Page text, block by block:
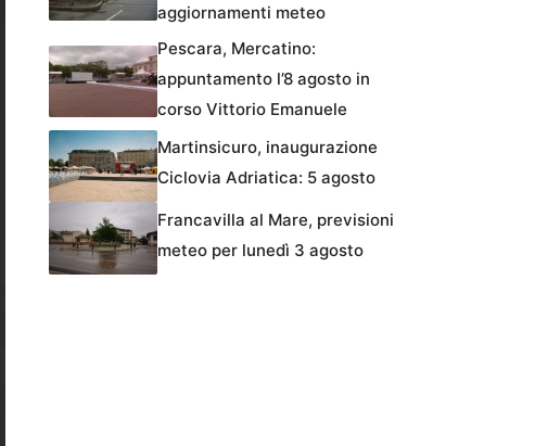
aggiornamenti meteo
Pescara, Mercatino:
appuntamento l’8 agosto in
corso Vittorio Emanuele
Martinsicuro, inaugurazione
Ciclovia Adriatica: 5 agosto
Francavilla al Mare, previsioni
meteo per lunedì 3 agosto